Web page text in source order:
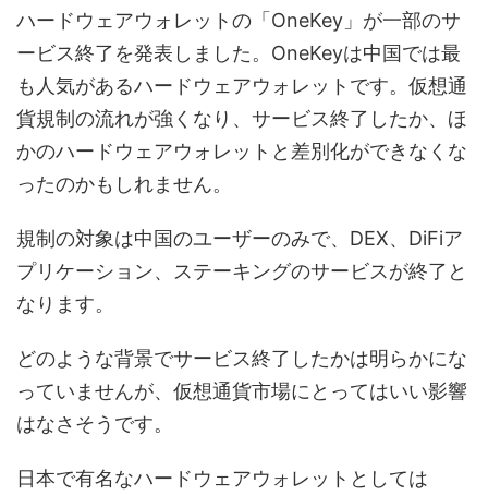
ハードウェアウォレットの「OneKey」が一部のサ
ービス終了を発表しました。OneKeyは中国では最
も人気があるハードウェアウォレットです。仮想通
貨規制の流れが強くなり、サービス終了したか、ほ
かのハードウェアウォレットと差別化ができなくな
ったのかもしれません。
規制の対象は中国のユーザーのみで、DEX、DiFiア
プリケーション、ステーキングのサービスが終了と
なります。
どのような背景でサービス終了したかは明らかにな
っていませんが、仮想通貨市場にとってはいい影響
はなさそうです。
日本で有名なハードウェアウォレットとしては